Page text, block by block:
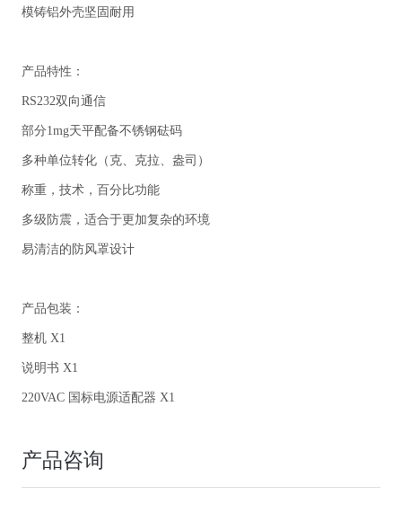
模铸铝外壳坚固耐用
产品特性：
RS232双向通信
部分1mg天平配备不锈钢砝码
多种单位转化（克、克拉、盎司）
称重，技术，百分比功能
多级防震，适合于更加复杂的环境
易清洁的防风罩设计
产品包装：
整机 X1
说明书 X1
220VAC 国标电源适配器 X1
产品咨询